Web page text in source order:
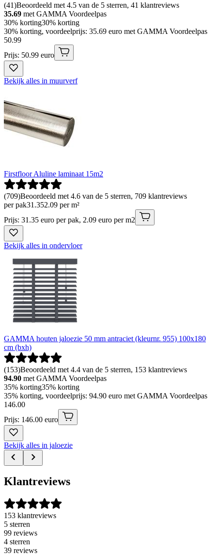
(41)Beoordeeld met 4.5 van de 5 sterren, 41 klantreviews
35.69 met GAMMA Voordeelpas
30% korting30% korting
30% korting, voordeelprijs: 35.69 euro met GAMMA Voordeelpas
50.99
Prijs: 50.99 euro
Bekijk alles in muurverf
Firstfloor Aluline laminaat 15m2
(709)Beoordeeld met 4.6 van de 5 sterren, 709 klantreviews
per pak31 .352.09 per m²
Prijs: 31.35 euro per pak, 2.09 euro per m2
Bekijk alles in ondervloer
GAMMA houten jaloezie 50 mm antraciet (kleurnr. 955) 100x180
cm (bxh)
(153)Beoordeeld met 4.4 van de 5 sterren, 153 klantreviews
94.90 met GAMMA Voordeelpas
35% korting35% korting
35% korting, voordeelprijs: 94.90 euro met GAMMA Voordeelpas
146.00
Prijs: 146.00 euro
Bekijk alles in jaloezie
Klantreviews
153 klantreviews
5 sterren
99 reviews
4 sterren
39 reviews